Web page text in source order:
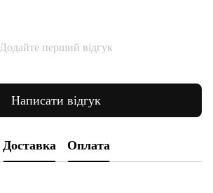
Додайте перший відгук
Написати відгук
Доставка Оплата